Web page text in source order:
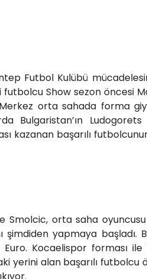
Futbol Kulübü
Show sezon öncesi
orta sahada forma
Bulgaristan’ın
kazanan başarılı
Smolcic, orta saha
şimdiden yapmaya başladı.
Kocaelispor forması ile
yerini alan başarılı futbolcu